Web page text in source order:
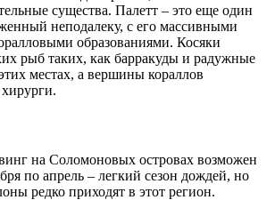
существа. Палетт – это еще один
неподалеку, с его массивными
образованиями. Косяки
рыб таких, как барракуды и радужные
местах, а вершины кораллов
на Соломоновых островах возможен
по апрель – легкий сезон дождей, но
редко приходят в этот регион.